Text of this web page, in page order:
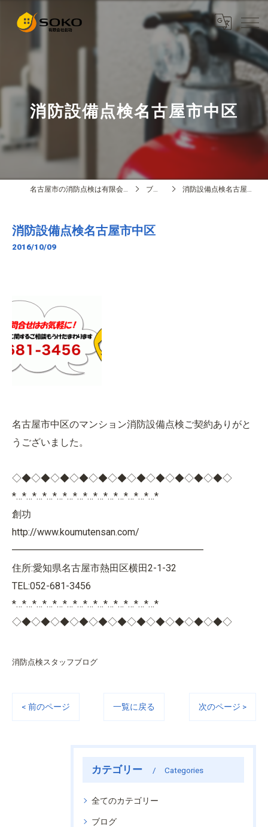
消防設備点検名古屋市中区
名古屋市の消防点検は有限会社創功 ブログ 消防設備点検名古屋市中区
消防設備点検名古屋市中区
2016/10/09
名古屋市中区のマンション消防設備点検ご契約ありがと
うございました。
◇◆◇◆◇◆◇◆◇◆◇◆◇◆◇◆◇◆◇◆◇◆◇
*…*…*…*…*…*…*…*…*…*…*…*…*…*…*
創功
http://www.koumutensan.com/
━━━━━━━━━━━━━━━━━━━━
住所:愛知県名古屋市熱田区横田2-1-32
TEL:052-681-3456
*…*…*…*…*…*…*…*…*…*…*…*…*…*…*
◇◆◇◆◇◆◇◆◇◆◇◆◇◆◇◆◇◆◇◆◇◆◇
消防点検スタッフブログ
< 前のページ 一覧に戻る 次のページ >
カテゴリー Categories
全てのカテゴリー
ブログ